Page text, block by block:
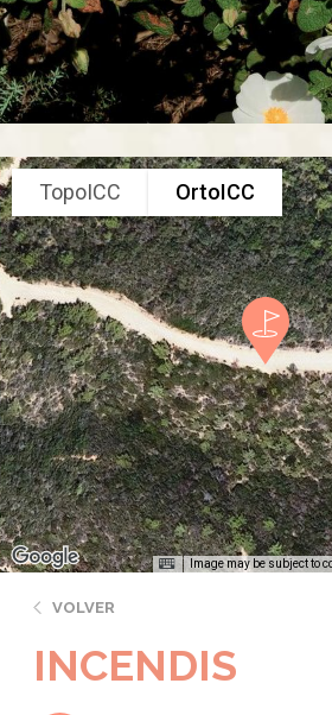
TopoICC OrtoICC
Image may be subject to
VOLVER
INCENDIS